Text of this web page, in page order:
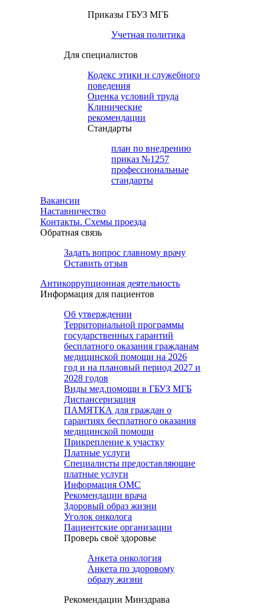
Приказы ГБУЗ МГБ
Учетная политика
Для специалистов
Кодекс этики и служебного
поведения
Оценка условий труда
Клинические
рекомендации
Cтандарты
план по внедрению
приказ №1257
профессиональные
стандарты
Вакансии
Наставничество
Контакты. Схемы проезда
Обратная связь
Задать вопрос главному врачу
Оставить отзыв
Антикоррупционная деятельность
Информация для пациентов
Об утверждении
Территориальной программы
государственных гарантий
бесплатного оказания гражданам
медицинской помощи на 2026
год и на плановый период 2027 и
2028 годов
Виды мед.помощи в ГБУЗ МГБ
Диспансеризация
ПАМЯТКА для граждан о
гарантиях бесплатного оказания
медицинской помощи
Прикрепление к участку
Платные услуги
Специалисты предоставляющие
платные услуги
Информация ОМС
Рекомендации врача
Здоровый образ жизни
Уголок онколога
Пациентские организации
Проверь своё здоровье
Анкета онкология
Анкета по здоровому
образу жизни
Рекомендации Минздрава